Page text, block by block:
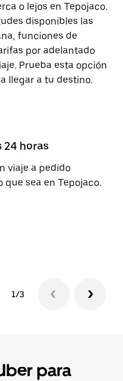
o lejos en Tepojaco.
disponibles las
funciones de
por adelantado
Prueba esta opción
llegar a tu destino.
24 horas
viaje a pedido
sea en Tepojaco.
1/3
para